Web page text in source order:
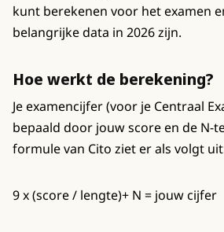
kunt berekenen voor het examen
belangrijke data in 2026 zijn.
Hoe werkt de berekening?
Je examencijfer (voor je Centraal
bepaald door jouw score en de N-
formule van Cito ziet er als volgt
9 x (score / lengte)+ N = jouw cijfer